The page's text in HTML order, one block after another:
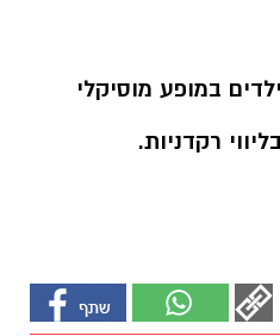
במופע מוסיקלי
רקדניות.